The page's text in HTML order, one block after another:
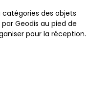
des objets
Geodis au pied de
pour la réception.